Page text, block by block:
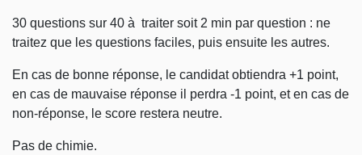
30 questions sur 40 à traiter soit 2 min par question : ne
traitez que les questions faciles, puis ensuite les autres.
En cas de bonne réponse, le candidat obtiendra +1 point,
en cas de mauvaise réponse il perdra -1 point, et en cas de
non-réponse, le score restera neutre.
Pas de chimie.